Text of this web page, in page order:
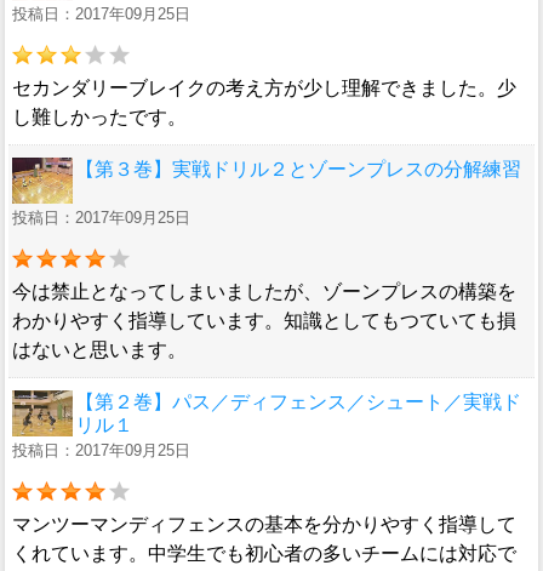
投稿日：2017年09月25日
セカンダリーブレイクの考え方が少し理解できました。少
し難しかったです。
【第３巻】実戦ドリル２とゾーンプレスの分解練習
投稿日：2017年09月25日
今は禁止となってしまいましたが、ゾーンプレスの構築を
わかりやすく指導しています。知識としてもつていても損
はないと思います。
【第２巻】パス／ディフェンス／シュート／実戦ド
リル１
投稿日：2017年09月25日
マンツーマンディフェンスの基本を分かりやすく指導して
くれています。中学生でも初心者の多いチームには対応で